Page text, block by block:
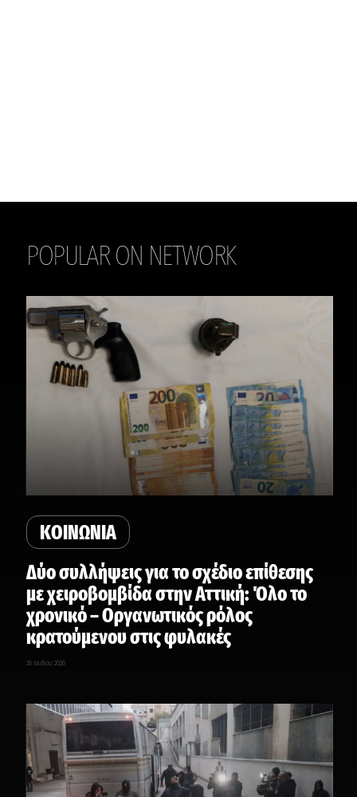
POPULAR ON NETWORK
THE DAILY
ΚΟΙΝΩΝΙΑ
Δύο συλλήψεις για το σχέδιο επίθεσης
με χειροβομβίδα στην Αττική: Όλο το
χρονικό – Οργανωτικός ρόλος
κρατούμενου στις φυλακές
26 Ιουλίου, 2026